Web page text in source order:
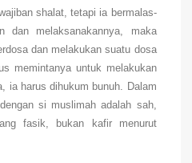
shalat, tetapi ia bermalas-
dan melaksanakannya, maka
dan melakukan suatu dosa
memintanya untuk melakukan
ia harus dihukum bunuh. Dalam
si muslimah adalah sah,
fasik, bukan kafir menurut